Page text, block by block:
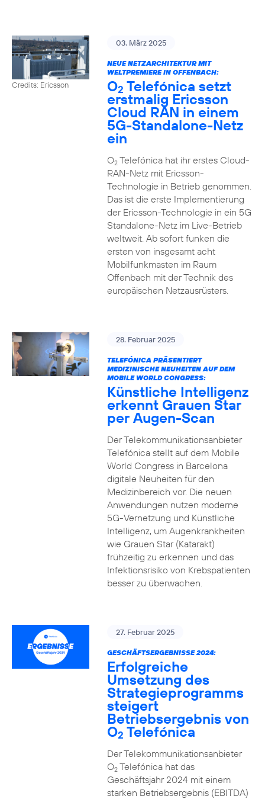
Credits: Ericsson
03. März 2025
NEUE NETZARCHITEKTUR MIT
WELTPREMIERE IN OFFENBACH:
O2 Telefónica setzt
erstmalig Ericsson
Cloud RAN in einem
5G-Standalone-Netz
ein
O2Telefónica hat ihr erstes Cloud-
RAN-Netz mit Ericsson-
Technologie in Betrieb genommen.
Das ist die erste Implementierung
der Ericsson-Technologie in ein 5G
Standalone-Netz im Live-Betrieb
weltweit. Ab sofort funken die
ersten von insgesamt acht
Mobilfunkmasten im Raum
Offenbach mit der Technik des
europäischen Netzausrüsters.
28. Februar 2025
TELEFÓNICA PRÄSENTIERT
MEDIZINISCHE NEUHEITEN AUF DEM
MOBILE WORLD CONGRESS:
Künstliche Intelligenz
erkennt Grauen Star
per Augen-Scan
Der Telekommunikationsanbieter
Telefónica stellt auf dem Mobile
World Congress in Barcelona
digitale Neuheiten für den
Medizinbereich vor. Die neuen
Anwendungen nutzen moderne
5G-Vernetzung und Künstliche
Intelligenz, um Augenkrankheiten
wie Grauen Star (Katarakt)
frühzeitig zu erkennen und das
Infektionsrisiko von Krebspatienten
besser zu überwachen.
27. Februar 2025
GESCHÄFTSERGEBNISSE 2024:
Erfolgreiche
Umsetzung des
Strategieprogramms
steigert
Betriebsergebnis von
O2 Telefónica
Der Telekommunikationsanbieter
O2Telefónica hat das
Geschäftsjahr 2024 mit einem
starken Betriebsergebnis (EBITDA)